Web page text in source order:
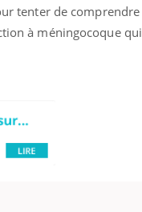
tenter de comprendre
à méningocoque qui